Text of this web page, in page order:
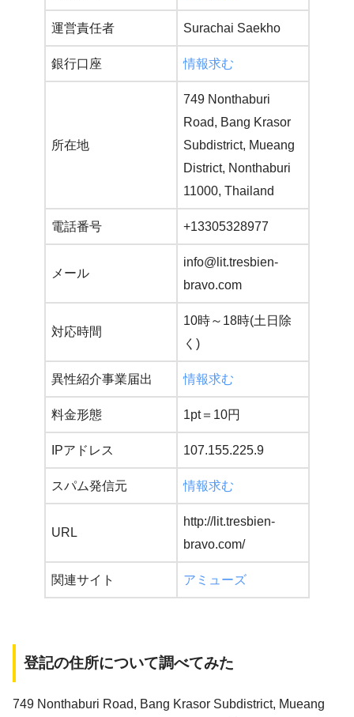
運営責任者 Surachai Saekho
銀行口座 情報求む
所在地
749 Nonthaburi
Road, Bang Krasor
Subdistrict, Mueang
District, Nonthaburi
11000, Thailand
電話番号 +13305328977
メール
info@lit.tresbien-
bravo.com
対応時間
10時～18時(土日除
く)
異性紹介事業届出 情報求む
料金形態 1pt＝10円
IPアドレス 107.155.225.9
スパム発信元 情報求む
URL
http://lit.tresbien-
bravo.com/
関連サイト アミューズ
登記の住所について調べてみた
749 Nonthaburi Road, Bang Krasor Subdistrict, Mueang